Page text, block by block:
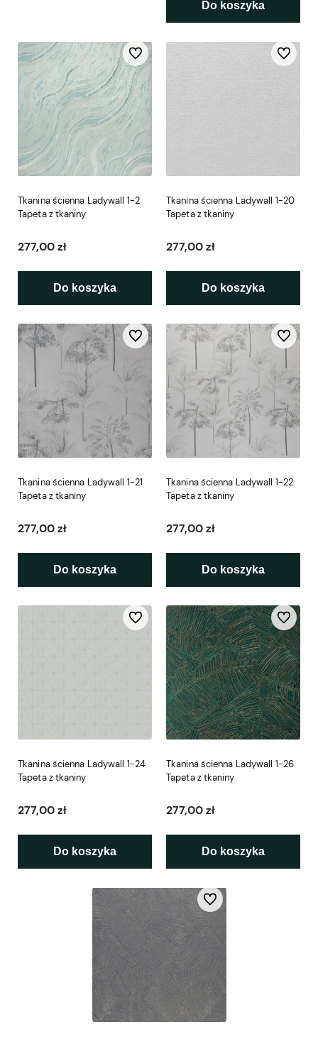
Do koszyka
Tkanina ścienna Ladywall 1-2
Tapeta z tkaniny
277,00 zł
Do koszyka
Do ulubionych
Tkanina ścienna Ladywall 1-20
Tapeta z tkaniny
277,00 zł
Do koszyka
Do
Tkanina ścienna Ladywall 1-21
Tapeta z tkaniny
277,00 zł
Do koszyka
Do ulubionych
Tkanina ścienna Ladywall 1-22
Tapeta z tkaniny
277,00 zł
Do koszyka
Do
Tkanina ścienna Ladywall 1-24
Tapeta z tkaniny
277,00 zł
Do koszyka
Do ulubionych
Tkanina ścienna Ladywall 1-26
Tapeta z tkaniny
277,00 zł
Do koszyka
Do
Do ulubionych